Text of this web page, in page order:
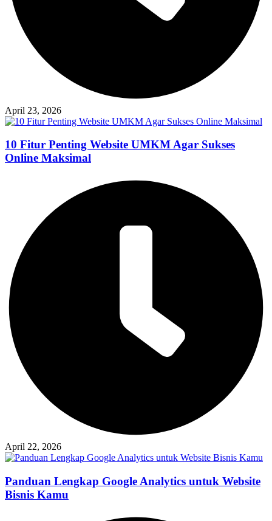
April 23, 2026
10 Fitur Penting Website UMKM Agar Sukses
Online Maksimal
April 22, 2026
Panduan Lengkap Google Analytics untuk Website
Bisnis Kamu